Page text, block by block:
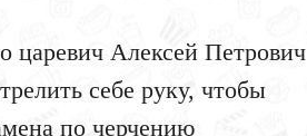
царевич Алексей Петрович
себе руку, чтобы
по черчению